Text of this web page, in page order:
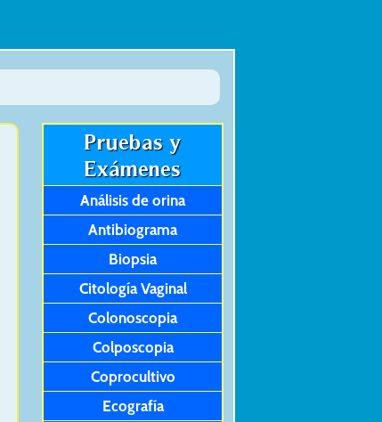
Pruebas y
Exámenes
Análisis de orina
Antibiograma
Biopsia
Citología Vaginal
Colonoscopia
Colposcopia
Coprocultivo
Ecografía